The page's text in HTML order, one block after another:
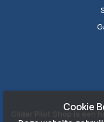
Glider Pilot Shop is een
Cookie